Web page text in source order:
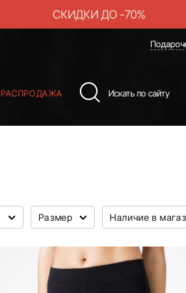
СКИДКИ ДО -70%
РАСПРОДАЖА
Размер Наличие в